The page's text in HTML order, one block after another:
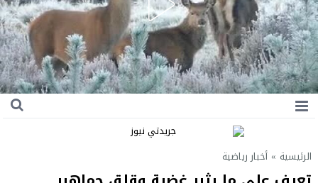
الرئيسية » أخبار رياضية